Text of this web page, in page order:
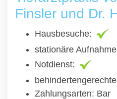
Finsler und Dr.
Hausbesuche:
stationäre
Notdienst:
Zahlungsarten: Bar